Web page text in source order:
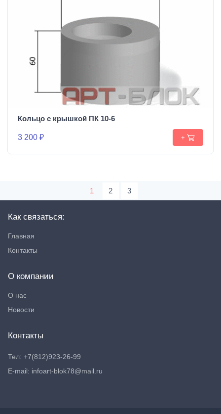
Кольцо с крышкой ПК 10-6
3 200 ₽ +
1 2 3
Как связаться:
Главная
Контакты
О компании
О нас
Новости
Контакты
Тел: +7(812)923-26-99
E-mail: infoart-blok78@mail.ru